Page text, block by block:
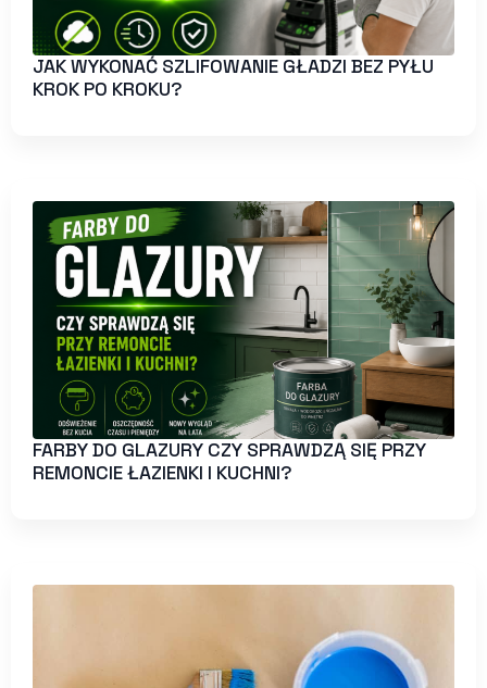
JAK WYKONAĆ SZLIFOWANIE GŁADZI BEZ PYŁU
KROK PO KROKU?
FARBY DO GLAZURY CZY SPRAWDZĄ SIĘ PRZY
REMONCIE ŁAZIENKI I KUCHNI?